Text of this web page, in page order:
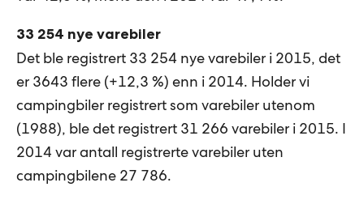
33 254 nye varebiler
Det ble registrert 33 254 nye varebiler i 2015, det
er 3643 flere (+12,3 %) enn i 2014. Holder vi
campingbiler registrert som varebiler utenom
(1988), ble det registrert 31 266 varebiler i 2015. I
2014 var antall registrerte varebiler uten
campingbilene 27 786.